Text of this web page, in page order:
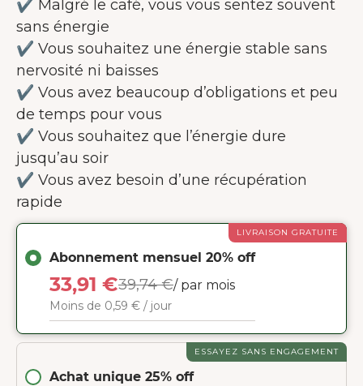
✔️ Malgré le café, vous vous sentez souvent
sans énergie
✔️ Vous souhaitez une énergie stable sans
nervosité ni baisses
✔️ Vous avez beaucoup d’obligations et peu
de temps pour vous
✔️ Vous souhaitez que l’énergie dure
jusqu’au soir
✔️ Vous avez besoin d’une récupération
rapide
LIVRAISON GRATUITE
Abonnement mensuel 20% off
33,91 €39,74 €/ par mois
Moins de 0,59 € / jour
ESSAYEZ SANS ENGAGEMENT
Achat unique 25% off